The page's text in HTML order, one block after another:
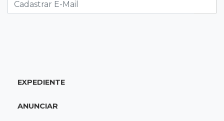
lugar no Brasileirão
18:33Em 2022
adolescente atropelada no Amazonas
EXPEDIENTE
ANUNCIAR